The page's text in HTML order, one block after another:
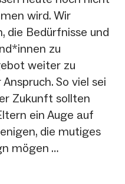
wird. Wir
die Bedürfnisse und
zu
weiter zu
So viel sei
Zukunft sollten
ein Auge auf
die mutiges
mögen …